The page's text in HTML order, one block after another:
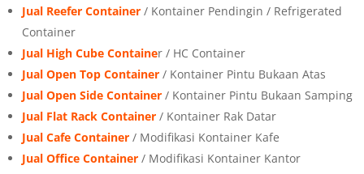
Jual Reefer Container / Kontainer Pendingin / Refrigerated
Container
Jual High Cube Container / HC Container
Jual Open Top Container / Kontainer Pintu Bukaan Atas
Jual Open Side Container / Kontainer Pintu Bukaan Samping
Jual Flat Rack Container / Kontainer Rak Datar
Jual Cafe Container / Modifikasi Kontainer Kafe
Jual Office Container / Modifikasi Kontainer Kantor